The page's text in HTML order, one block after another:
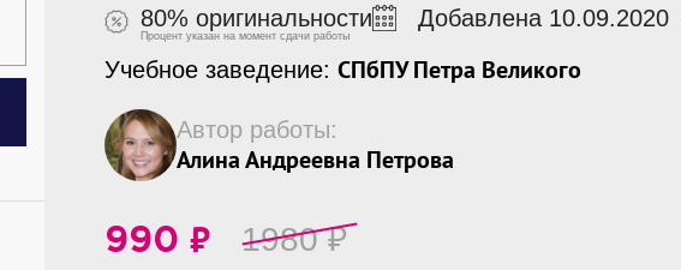
80% оригинальности
Процент указан на момент сдачи работы
Добавлена 10.09.2020
Учебное заведение: СПбПУ Петра Великого
Автор работы:
Алина Андреевна Петрова
990 ₽ 1980₽